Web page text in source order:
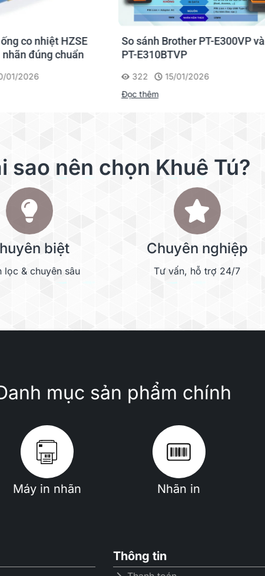
co nhiệt HZSE
đúng chuẩn
01/2026
So sánh Brother PT-E300VP và
PT-E310BTVP
322
15/01/2026
Đọc thêm
sao nên chọn Khuê Tú?
biệt
lọc & chuyên sâu
Chuyên nghiệp
Tư vấn, hỗ trợ 24/7
mục sản phẩm chính
Máy in nhãn Nhãn in
Thông tin